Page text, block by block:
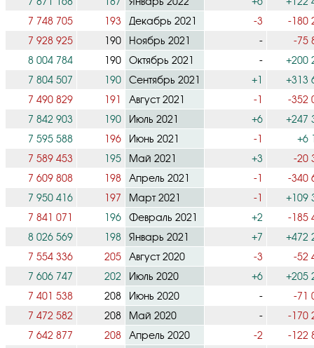
7 748 705
193 Декабрь 2021 -3
-180
7 928 925
190 Ноябрь 2021 -
-75
8 004 784
190 Октябрь 2021 -
+200
7 804 507
190 Сентябрь 2021 +1
+313
7 490 829
191 Август 2021 -1
-352
7 842 903
190 Июль 2021 +6
+247
7 595 588
196 Июнь 2021 -1
+6
7 589 453
195 Май 2021 +3
-20
7 609 808
198 Апрель 2021 -1
-340
7 950 416
197 Март 2021 -1
+109
7 841 071
196 Февраль 2021 +2
-185
8 026 569
198 Январь 2021 +7
+472
7 554 336
205 Август 2020 -3
-52
7 606 747
202 Июль 2020 +6
+205
7 401 538
208 Июнь 2020 -
-71
7 472 582
208 Май 2020 -
-170
7 642 877
208 Апрель 2020 -2
-122